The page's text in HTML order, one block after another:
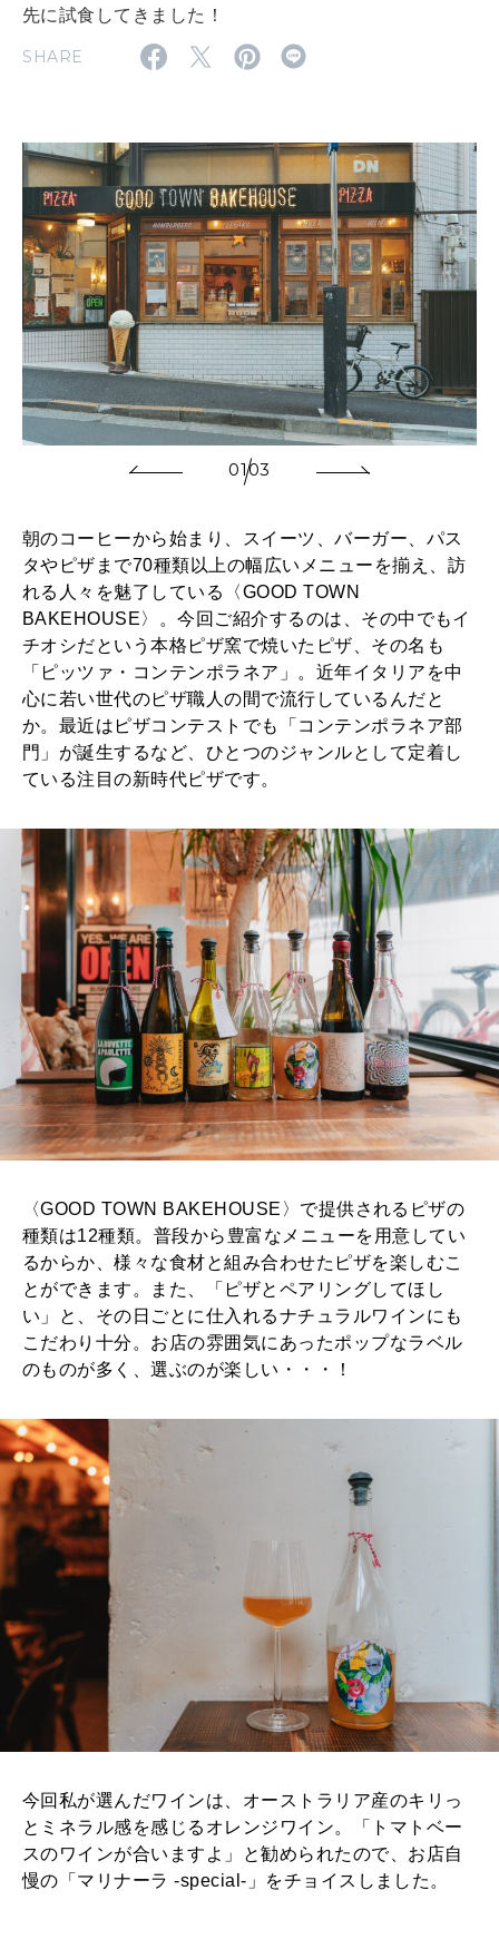
2026年9月号「北海道 おいしく遊ぶ、夏のご褒美旅。」
2026年8月号『お茶の時間です。』
2026年6月号「大銀座 トレンドが生まれる 新しい一流店へ。」
2026年5月号「“大好き”に出会いに。韓国」
2026年4月号「未来をつくる、学びの教科書。」
2026年3月号「スイーツ予想図 2026」
2026年2月号「良運を掴む 新・開運術。」
2026年1月号「猫がいれば、幸せ」
2025年12月号「お酒の新常識。」
FOLLOW US!
先に試食してきました！
SHARE
0103
朝のコーヒーから始まり、スイーツ、バーガー、パス
タやピザまで70種類以上の幅広いメニューを揃え、訪
れる人々を魅了している〈GOOD TOWN
BAKEHOUSE〉。今回ご紹介するのは、その中でもイ
チオシだという本格ピザ窯で焼いたピザ、その名も
「ピッツァ・コンテンポラネア」。近年イタリアを中
心に若い世代のピザ職人の間で流行しているんだと
か。最近はピザコンテストでも「コンテンポラネア部
門」が誕生するなど、ひとつのジャンルとして定着し
ている注目の新時代ピザです。
〈GOOD TOWN BAKEHOUSE〉で提供されるピザの
種類は12種類。普段から豊富なメニューを用意してい
るからか、様々な食材と組み合わせたピザを楽しむこ
とができます。また、「ピザとペアリングしてほし
い」と、その日ごとに仕入れるナチュラルワインにも
こだわり十分。お店の雰囲気にあったポップなラベル
のものが多く、選ぶのが楽しい・・・！
今回私が選んだワインは、オーストラリア産のキリっ
とミネラル感を感じるオレンジワイン。「トマトベー
スのワインが合いますよ」と勧められたので、お店自
慢の「マリナーラ -special-」をチョイスしました。